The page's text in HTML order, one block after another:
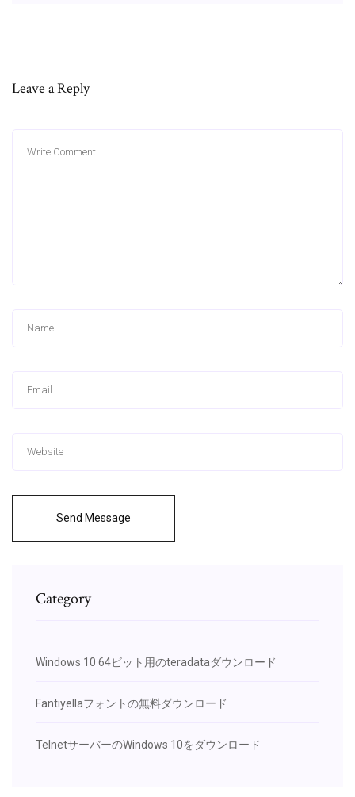
Leave a Reply
Send Message
Category
Windows 10 64ビット用のteradataダウンロード
Fantiyellaフォントの無料ダウンロード
TelnetサーバーのWindows 10をダウンロード